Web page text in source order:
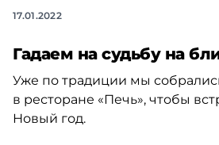
17.01.2022
Гадаем на судьбу на
Уже по традиции мы
в ресторане «Печь», чтобы
Новый год.